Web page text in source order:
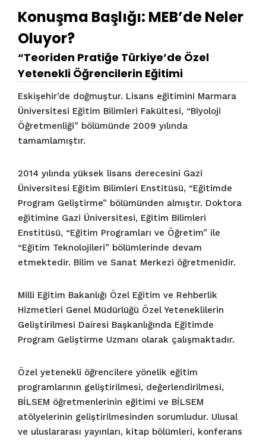
Konuşma Başlığı: MEB’de Neler
Oluyor?
“Teoriden Pratiğe Türkiye’de Özel
Yetenekli Öğrencilerin Eğitimi
Eskişehir’de doğmuştur. Lisans eğitimini Marmara
Üniversitesi Eğitim Bilimleri Fakültesi, “Biyoloji
Öğretmenliği” bölümünde 2009 yılında
tamamlamıştır.
2014 yılında yüksek lisans derecesini Gazi
Üniversitesi Eğitim Bilimleri Enstitüsü, “Eğitimde
Program Geliştirme” bölümünden almıştır. Doktora
eğitimine Gazi Üniversitesi, Eğitim Bilimleri
Enstitüsü, “Eğitim Programları ve Öğretim” ile
“Eğitim Teknolojileri” bölümlerinde devam
etmektedir. Bilim ve Sanat Merkezi öğretmenidir.
Milli Eğitim Bakanlığı Özel Eğitim ve Rehberlik
Hizmetleri Genel Müdürlüğü Özel Yeteneklilerin
Geliştirilmesi Dairesi Başkanlığında Eğitimde
Program Geliştirme Uzmanı olarak çalışmaktadır.
Özel yetenekli öğrencilere yönelik eğitim
programlarının geliştirilmesi, değerlendirilmesi,
BİLSEM öğretmenlerinin eğitimi ve BİLSEM
atölyelerinin geliştirilmesinden sorumludur. Ulusal
ve uluslararası yayınları, kitap bölümleri, konferans